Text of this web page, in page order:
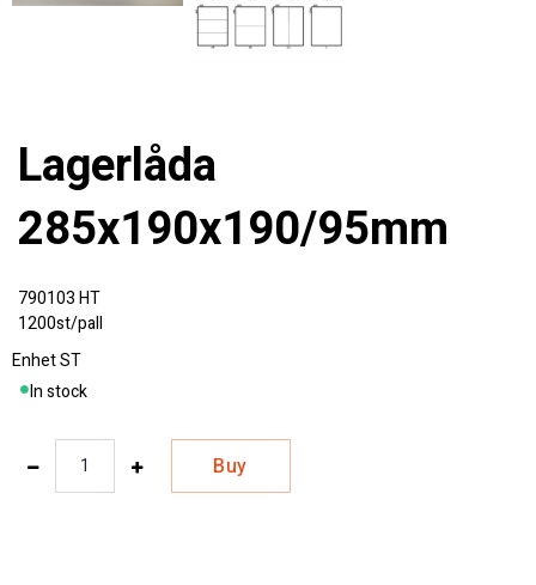
Lagerlåda
285x190x190/95mm
790103 HT
1200st/pall
EnhetST
In stock
Buy